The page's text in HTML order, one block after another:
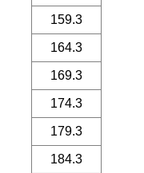
159.3
164.3
169.3
174.3
179.3
184.3